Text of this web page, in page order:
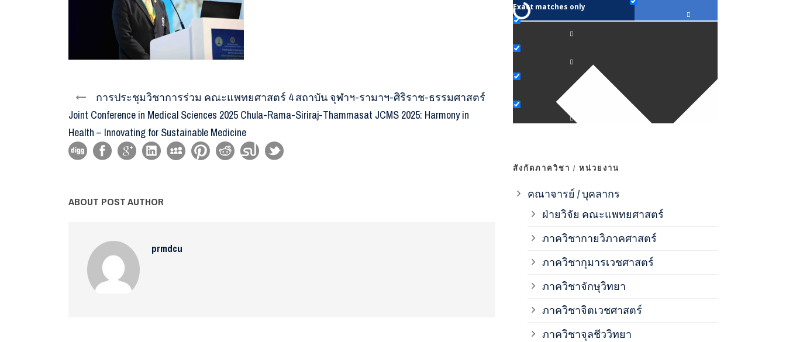
การประชุมวิชาการร่วม คณะแพทยศาสตร์ 4 สถาบัน จุฬาฯ-รามาฯ-ศิริราช-ธรรมศาสตร์
Joint Conference in Medical Sciences 2025 Chula-Rama-Siriraj-Thammasat JCMS 2025: Harmony in
Health – Innovating for Sustainable Medicine
ABOUT POST AUTHOR
prmdcu
Exact matches only
สังกัดภาควิชา / หน่วยงาน
คณาจารย์ / บุคลากร
ฝ่ายวิจัย คณะแพทยศาสตร์
ภาควิชากายวิภาคศาสตร์
ภาควิชากุมารเวชศาสตร์
ภาควิชาจักษุวิทยา
ภาควิชาจิตเวชศาสตร์
ภาควิชาจุลชีววิทยา